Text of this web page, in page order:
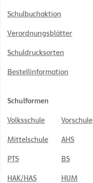
Schulbuchaktion
Verordnungsblätter
Schuldrucksorten
Bestellinformation
Schulformen
Volksschule Vorschule
Mittelschule AHS
PTS BS
HAK/HAS HUM